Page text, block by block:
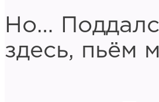
Но…
здесь, пьём